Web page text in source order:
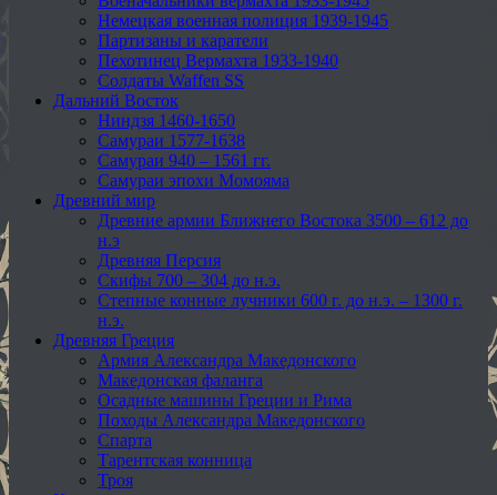
Немецкая военная полиция 1939-1945
Партизаны и каратели
Пехотинец Вермахта 1933-1940
Солдаты Waffen SS
Дальний Восток
Ниндзя 1460-1650
Самураи 1577-1638
Самураи 940 – 1561 гг.
Самураи эпохи Момояма
Древний мир
Древние армии Ближнего Востока 3500 – 612 до
н.э
Древняя Персия
Скифы 700 – 304 до н.э.
Степные конные лучники 600 г. до н.э. – 1300 г.
н.э.
Древняя Греция
Армия Александра Македонского
Македонская фаланга
Осадные машины Греции и Рима
Походы Александра Македонского
Спарта
Тарентская конница
Троя